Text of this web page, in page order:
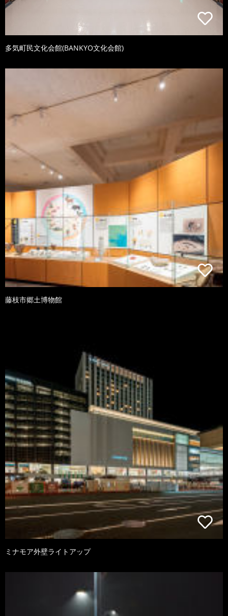
多気町民文化会館(BANKYO文化会館)
藤枝市郷土博物館
ミナモア外壁ライトアップ